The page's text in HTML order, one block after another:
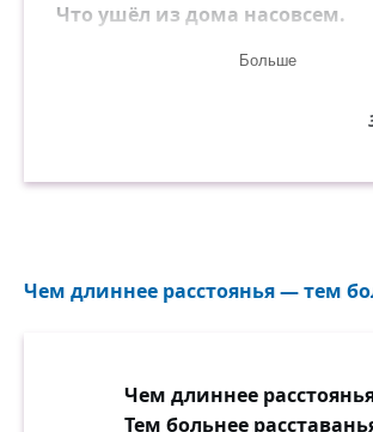
Что ушёл из дома насовсем.
А жена привычными делами,
— Я с ним разговаривать не
— Первою к нему не подойду!
Больше
Чем длиннее расстоянья — тем
Чем длиннее
Тем больнее